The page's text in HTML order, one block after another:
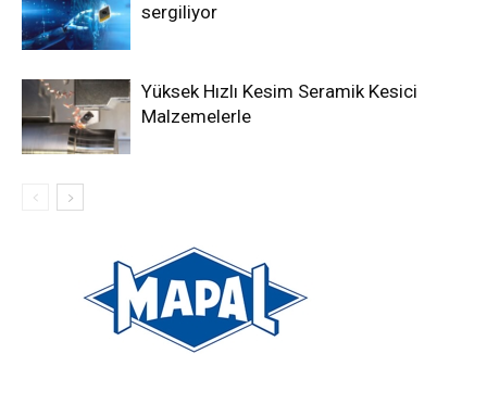
sergiliyor
Yüksek Hızlı Kesim Seramik Kesici
Malzemelerle